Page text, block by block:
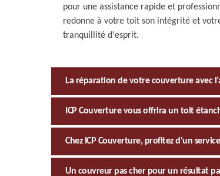
pour une assistance rapide et
redonne à votre toit son intégrité et
tranquillité d'esprit.
La réparation de votre couverture avec
ICP Couverture vous offrira un toit
Chez ICP Couverture, profitez d'un
Un couvreur pas cher pour un résultat